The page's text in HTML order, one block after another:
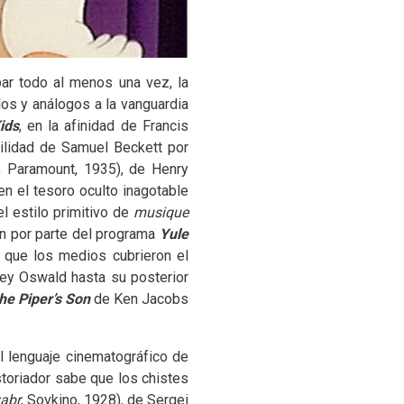
todo al menos una vez, la
y análogos a la vanguardia
, en la afinidad de Francis
de Samuel Beckett por
Paramount, 1935), de Henry
el tesoro oculto inagotable
estilo primitivo de musique
por parte del programa Yule
los medios cubrieron el
Oswald hasta su posterior
Piper’s Sonde Ken Jacobs
cinematográfico de
sabe que los chistes
, Sovkino, 1928), de Sergei